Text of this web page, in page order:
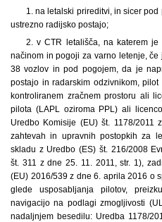
1. na letalski prireditvi, in sicer
ustrezno radijsko postajo;
2. v CTR letališča, na katerem
načinom in pogoji za varno letenje,
38 vozlov in pod pogojem, da je
postajo in radarskim odzivnikom,
kontroliranem zračnem prostoru ali
pilota (LAPL oziroma PPL) ali
Uredbo Komisije (EU) št. 1178/2011
zahtevah in upravnih postopkih za
skladu z Uredbo (ES) št. 216/2008
št. 311 z dne 25. 11. 2011, str. 1),
(EU) 2016/539 z dne 6. aprila 2016 o
glede usposabljanja pilotov,
navigacijo na podlagi zmogljivosti
nadaljnjem besedilu: Uredba 1178/